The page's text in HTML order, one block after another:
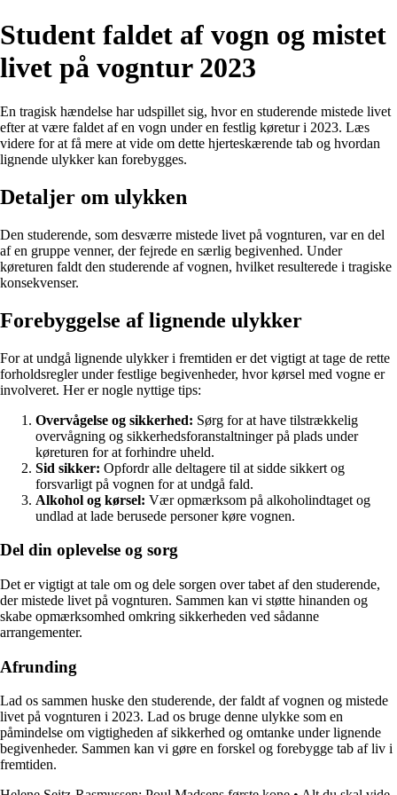
Student faldet af vogn og mistet
livet på vogntur 2023
En tragisk hændelse har udspillet sig, hvor en studerende mistede livet
efter at være faldet af en vogn under en festlig køretur i 2023. Læs
videre for at få mere at vide om dette hjerteskærende tab og hvordan
lignende ulykker kan forebygges.
Detaljer om ulykken
Den studerende, som desværre mistede livet på vognturen, var en del
af en gruppe venner, der fejrede en særlig begivenhed. Under
køreturen faldt den studerende af vognen, hvilket resulterede i tragiske
konsekvenser.
Forebyggelse af lignende ulykker
For at undgå lignende ulykker i fremtiden er det vigtigt at tage de rette
forholdsregler under festlige begivenheder, hvor kørsel med vogne er
involveret. Her er nogle nyttige tips:
Overvågelse og sikkerhed: Sørg for at have tilstrækkelig
overvågning og sikkerhedsforanstaltninger på plads under
køreturen for at forhindre uheld.
Sid sikker: Opfordr alle deltagere til at sidde sikkert og
forsvarligt på vognen for at undgå fald.
Alkohol og kørsel: Vær opmærksom på alkoholindtaget og
undlad at lade berusede personer køre vognen.
Del din oplevelse og sorg
Det er vigtigt at tale om og dele sorgen over tabet af den studerende,
der mistede livet på vognturen. Sammen kan vi støtte hinanden og
skabe opmærksomhed omkring sikkerheden ved sådanne
arrangementer.
Afrunding
Lad os sammen huske den studerende, der faldt af vognen og mistede
livet på vognturen i 2023. Lad os bruge denne ulykke som en
påmindelse om vigtigheden af sikkerhed og omtanke under lignende
begivenheder. Sammen kan vi gøre en forskel og forebygge tab af liv i
fremtiden.